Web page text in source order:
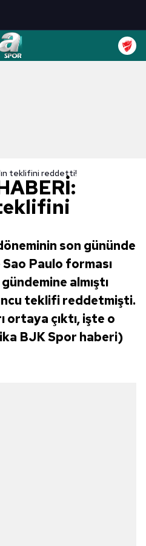
teklifini reddetti!
son gününde
Paulo forması
almıştı
teklifi reddetmişti.
çıktı, işte o
BJK Spor haberi)